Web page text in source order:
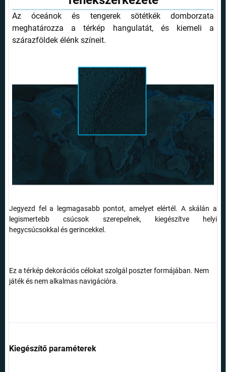
Az óceánok és tengerek sötétkék domborzata
meghatározza a térkép hangulatát, és kiemeli a
szárazföldek élénk színeit.
Jegyezd fel a legmagasabb pontot, amelyet elértél. A skálán a
legismertebb csúcsok szerepelnek, kiegészítve helyi
hegycsúcsokkal és gerincekkel.
Ez a térkép dekorációs célokat szolgál poszter formájában. Nem
játék és nem alkalmas navigációra.
Kiegészítő paraméterek